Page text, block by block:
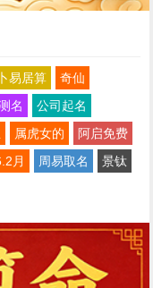
卜易居算
奇仙
名
公司起名
属虎女的
阿启免费
月 周易取名
景钛